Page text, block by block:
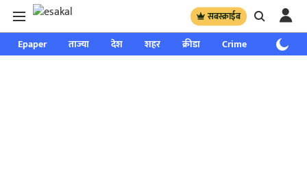
सबस्क्राईब
Epaper ताज्या देश शहर क्रीडा Crime साप्ताहिक